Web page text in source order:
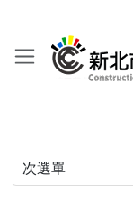
次選單